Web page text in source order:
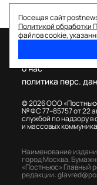
Посещая сайт
Политикой обработки
файлов cookie,
© 2026 ООО
№ ФС 77–85757 от 22
службой по надзору
и массовых
о нас
политика перс.
Наименование
город Москва,
«Постньюс» Главный
редакции: